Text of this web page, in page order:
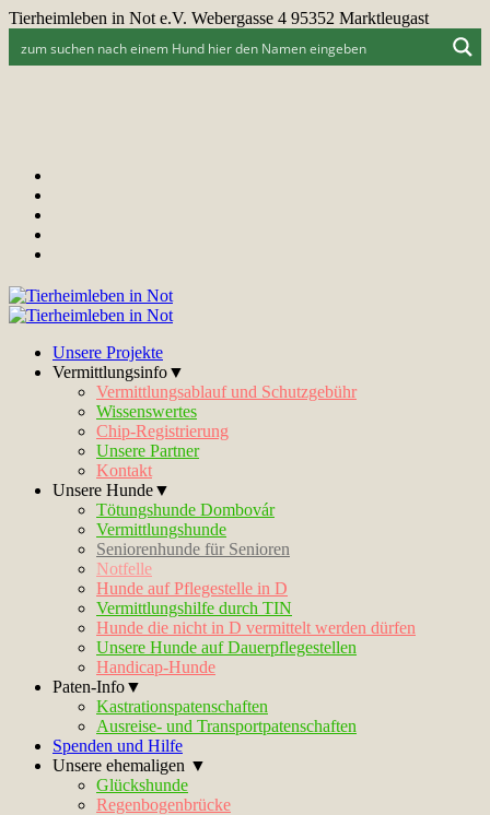
Tierheimleben in Not e.V. Webergasse 4 95352 Marktleugast
Unsere Projekte
Vermittlungsinfo▼
Vermittlungsablauf und Schutzgebühr
Wissenswertes
Chip-Registrierung
Unsere Partner
Kontakt
Unsere Hunde▼
Tötungshunde Dombovár
Vermittlungshunde
Seniorenhunde für Senioren
Notfelle
Hunde auf Pflegestelle in D
Vermittlungshilfe durch TIN
Hunde die nicht in D vermittelt werden dürfen
Unsere Hunde auf Dauerpflegestellen
Handicap-Hunde
Paten-Info▼
Kastrationspatenschaften
Ausreise- und Transportpatenschaften
Spenden und Hilfe
Unsere ehemaligen ▼
Glückshunde
Regenbogenbrücke